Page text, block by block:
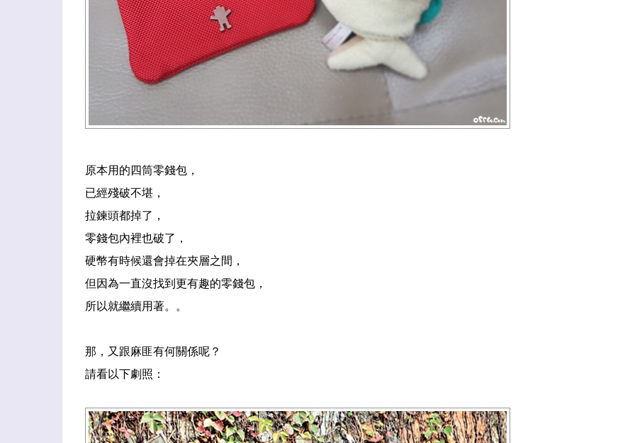
原本用的四筒零錢包，
已經殘破不堪，
拉鍊頭都掉了，
零錢包內裡也破了，
硬幣有時候還會掉在夾層之間，
但因為一直沒找到更有趣的零錢包，
所以就繼續用著。。
那，又跟麻匪有何關係呢？
請看以下劇照：